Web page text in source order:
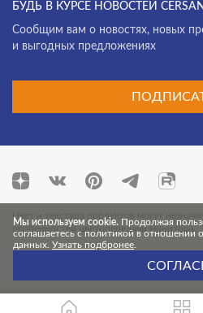
БУДЬ В КУРСЕ НОВОСТЕЙ
Cообщим вам о новостях, новых
и выгодных предложениях
Цвет и текстура продуктов могут
особенностей цветопередачи монитора.
© 2026 Cersanit. Все права защищены.
Мы используем cookie. Продолжая
соглашаетесь с политикой в отношении
данных. Узнать подбронее